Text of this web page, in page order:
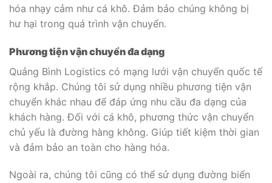
hóa nhạy cảm như cá khô. Đảm bảo chúng không bị
hư hại trong quá trình vận chuyển.
Phương tiện vận chuyển đa dạng
Quảng Bình Logistics có mạng lưới vận chuyển quốc tế
rộng khắp. Chúng tôi sử dụng nhiều phương tiện vận
chuyển khác nhau để đáp ứng nhu cầu đa dạng của
khách hàng. Đối với cá khô, phương thức vận chuyển
chủ yếu là đường hàng không. Giúp tiết kiệm thời gian
và đảm bảo an toàn cho hàng hóa.
Ngoài ra, chúng tôi cũng có thể sử dụng đường biển